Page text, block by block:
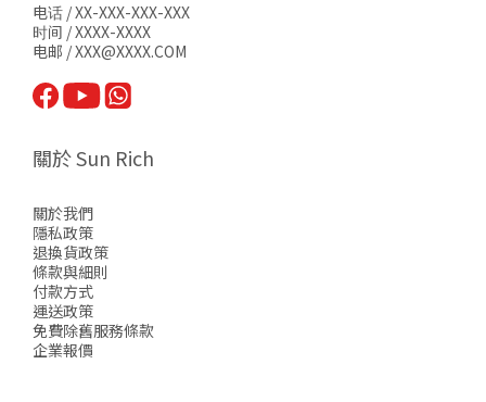
电话 / XX-XXX-XXX-XXX
时间 / XXXX-XXXX
电邮 / XXX@XXXX.COM
關於 Sun Rich
關於我們
隱私政策
退換貨政策
條款與細則
付款方式
運送政策
免費除舊服務條款
企業報價